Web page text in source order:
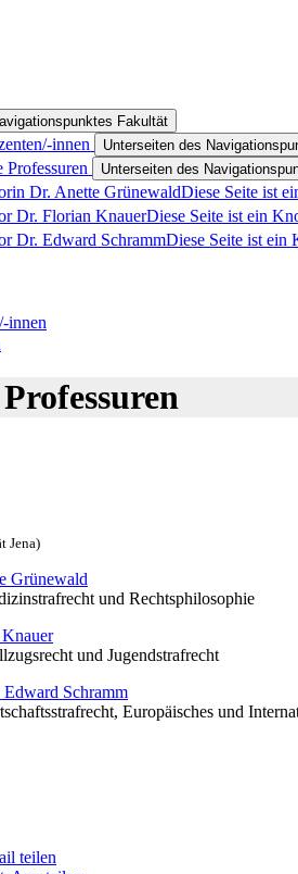
Fakultät
innen Unterseiten des
Professuren Unterseiten des
Dr. Anette GrünewaldDiese Seite ist
Dr. Florian KnauerDiese Seite ist ein
Dr. Edward SchrammDiese Seite ist ein
innen
Jena)
Grünewald
und Rechtsphilosophie
und Jugendstrafrecht
Schramm
Europäisches und
teilen